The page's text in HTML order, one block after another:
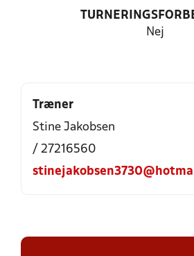
Nej
Træner
Stine Jakobsen
/ 27216560